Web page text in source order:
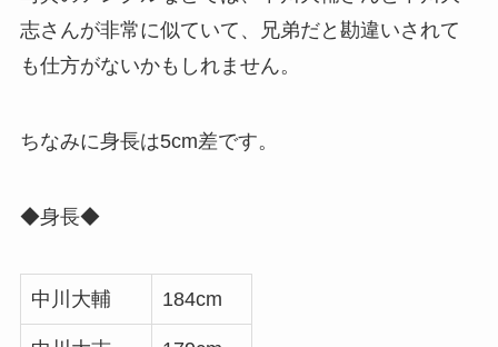
志さんが非常に似ていて、兄弟だと勘違いされて
も仕方がないかもしれません。
ちなみに身長は5cm差です。
◆身長◆
中川大輔 184cm